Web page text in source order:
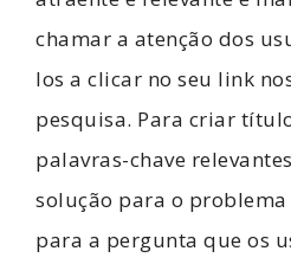
chamar a atenção dos
los a clicar no seu link
pesquisa. Para criar
palavras-chave
solução para o
para a pergunta que os